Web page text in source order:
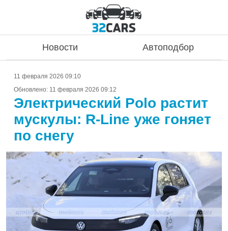
Новости Автоподбор
11 февраля 2026 09:10
Обновлено: 11 февраля 2026 09:12
Электрический Polo растит
мускулы: R-Line уже гоняет
по снегу